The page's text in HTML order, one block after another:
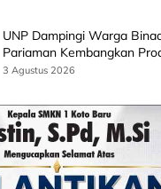
UNP Dampingi Warga
Pariaman Kembangkan
AI
3 Agustus 2026